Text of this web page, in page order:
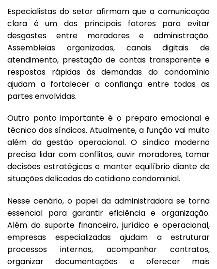
Especialistas do setor afirmam que a comunicação
clara é um dos principais fatores para evitar
desgastes entre moradores e administração.
Assembleias organizadas, canais digitais de
atendimento, prestação de contas transparente e
respostas rápidas às demandas do condomínio
ajudam a fortalecer a confiança entre todas as
partes envolvidas.
Outro ponto importante é o preparo emocional e
técnico dos síndicos. Atualmente, a função vai muito
além da gestão operacional. O síndico moderno
precisa lidar com conflitos, ouvir moradores, tomar
decisões estratégicas e manter equilíbrio diante de
situações delicadas do cotidiano condominial.
Nesse cenário, o papel da administradora se torna
essencial para garantir eficiência e organização.
Além do suporte financeiro, jurídico e operacional,
empresas especializadas ajudam a estruturar
processos internos, acompanhar contratos,
organizar documentações e oferecer mais